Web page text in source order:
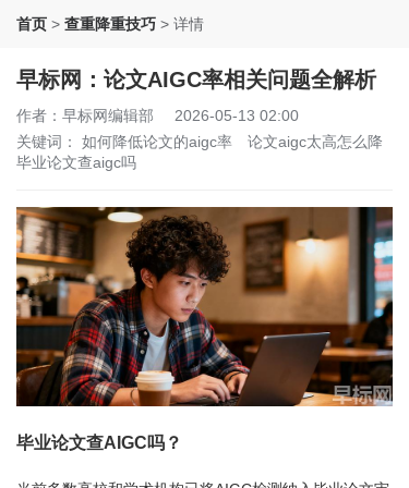
首页 > 查重降重技巧 > 详情
早标网：论文AIGC率相关问题全解析
作者：早标网编辑部
2026-05-13 02:00
关键词： 如何降低论文的aigc率
论文aigc太高怎么降
毕业论文查aigc吗
毕业论文查AIGC吗？